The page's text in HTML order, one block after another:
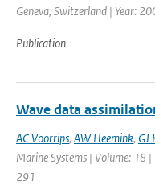
Geneva, Switzerland | Year:
Publication
Wave data
AC Voorrips, AW Heemink, GJ
Marine Systems | Volume: 18
291